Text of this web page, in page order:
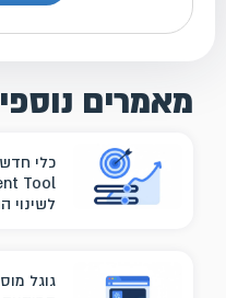
מאמרים
לשינוי
גוגל